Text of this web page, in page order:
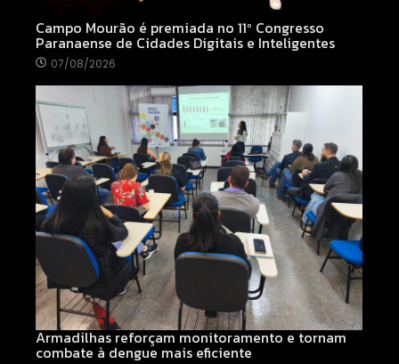
Campo Mourão é premiada no 11º Congresso
Paranaense de Cidades Digitais e Inteligentes
07/08/2026
Armadilhas reforçam monitoramento e tornam
combate à dengue mais eficiente